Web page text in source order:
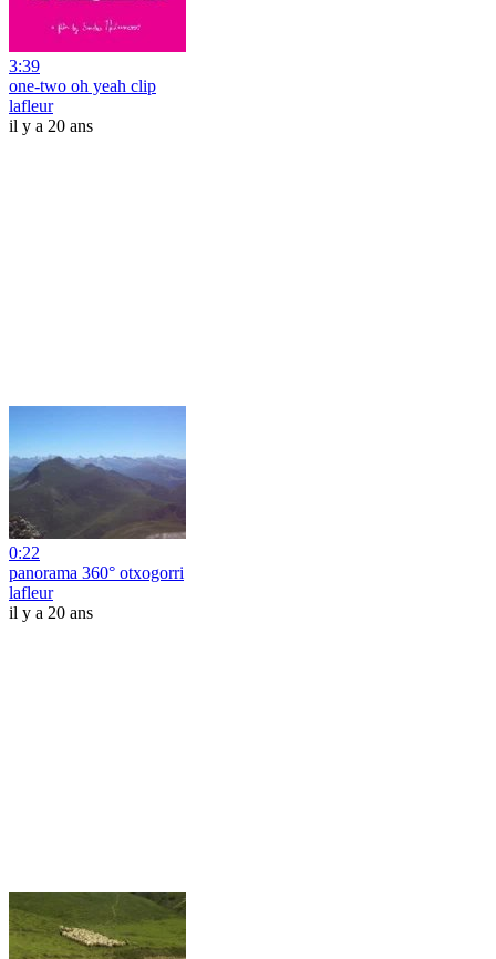
3:39
one-two oh yeah clip
lafleur
il y a 20 ans
0:22
panorama 360° otxogorri
lafleur
il y a 20 ans